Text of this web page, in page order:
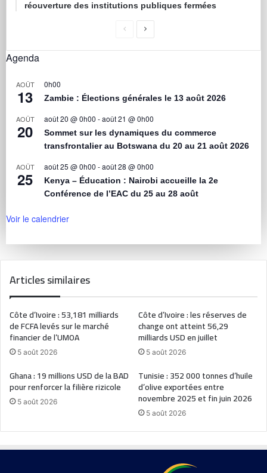
réouverture des institutions publiques fermées
Agenda
AOÛT
13
0h00
Zambie : Élections générales le 13 août 2026
AOÛT
20
août 20 @ 0h00 -août 21 @ 0h00
Sommet sur les dynamiques du commerce
transfrontalier au Botswana du 20 au 21 août 2026
AOÛT
25
août 25 @ 0h00 -août 28 @ 0h00
Kenya – Éducation : Nairobi accueille la 2e
Conférence de l’EAC du 25 au 28 août
Voir le calendrier
Articles similaires
Côte d’Ivoire : 53,181 milliards
de FCFA levés sur le marché
financier de l’UMOA
5 août 2026
Côte d’Ivoire : les réserves de
change ont atteint 56,29
milliards USD en juillet
5 août 2026
Ghana : 19 millions USD de la BAD
pour renforcer la filière rizicole
5 août 2026
Tunisie : 352 000 tonnes d’huile
d’olive exportées entre
novembre 2025 et fin juin 2026
5 août 2026